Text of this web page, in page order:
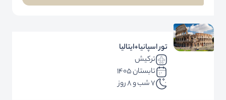
تور اسپانیا+ایتالیا
ترکیش
تابستان 1405
7 شب و 8 روز